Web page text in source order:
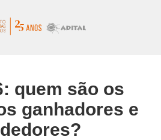
quem são os
ganhadores e